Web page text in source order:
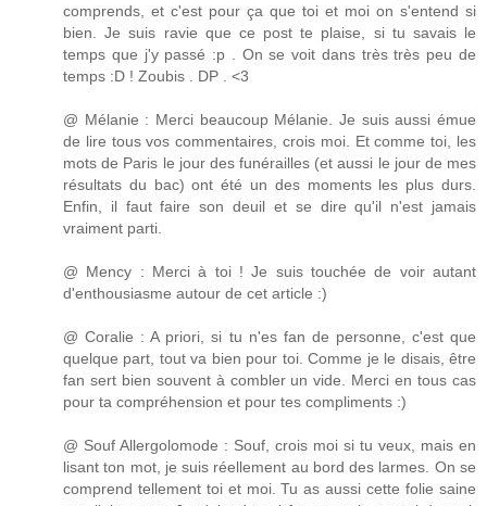
comprends, et c'est pour ça que toi et moi on s'entend si
bien. Je suis ravie que ce post te plaise, si tu savais le
temps que j'y passé :p . On se voit dans très très peu de
temps :D ! Zoubis . DP . <3
@ Mélanie : Merci beaucoup Mélanie. Je suis aussi émue
de lire tous vos commentaires, crois moi. Et comme toi, les
mots de Paris le jour des funérailles (et aussi le jour de mes
résultats du bac) ont été un des moments les plus durs.
Enfin, il faut faire son deuil et se dire qu'il n'est jamais
vraiment parti.
@ Mency : Merci à toi ! Je suis touchée de voir autant
d'enthousiasme autour de cet article :)
@ Coralie : A priori, si tu n'es fan de personne, c'est que
quelque part, tout va bien pour toi. Comme je le disais, être
fan sert bien souvent à combler un vide. Merci en tous cas
pour ta compréhension et pour tes compliments :)
@ Souf Allergolomode : Souf, crois moi si tu veux, mais en
lisant ton mot, je suis réellement au bord des larmes. On se
comprend tellement toi et moi. Tu as aussi cette folie saine